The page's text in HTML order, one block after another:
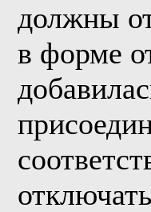
должны
в форме